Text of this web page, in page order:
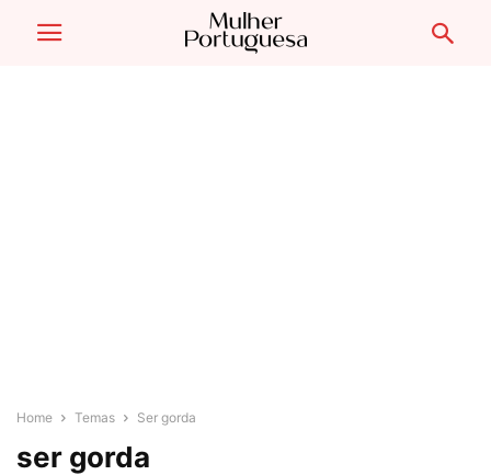
Home Temas Ser gorda
ser gorda